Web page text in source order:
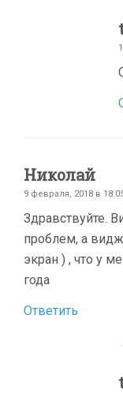
Николай
9 февраля, 2018 в
Здравствуйте.
проблем, а
экран ) , что у
года
Ответить